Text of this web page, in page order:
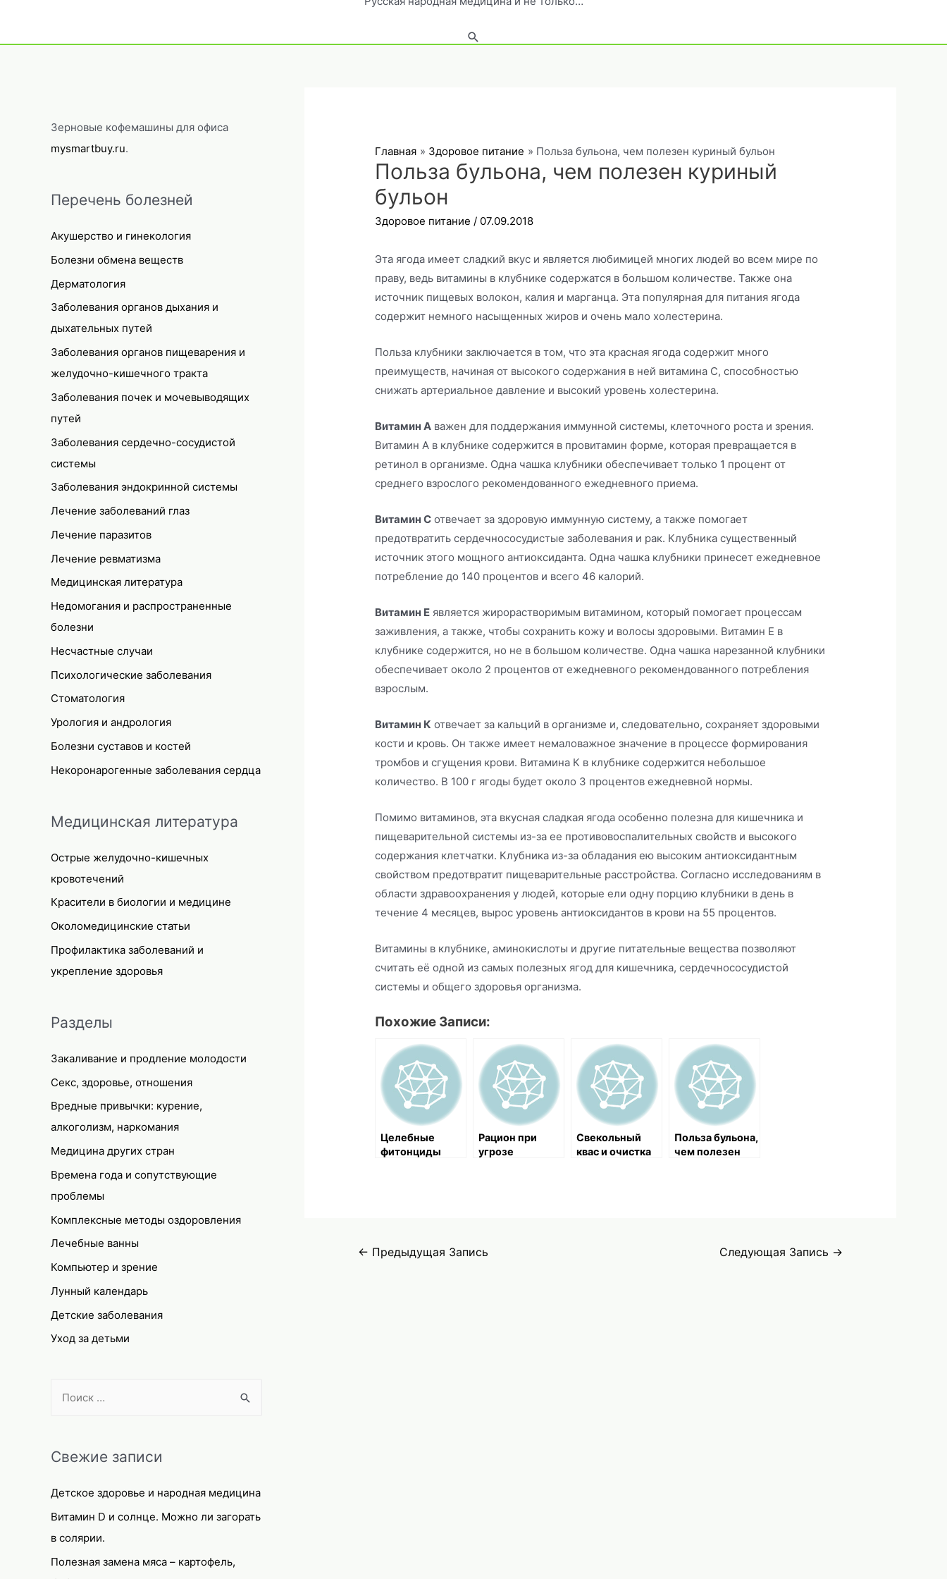
Поиск
Зерновые кофемашины для офиса
mysmartbuy.ru.
Перечень болезней
Акушерство и гинекология
Болезни обмена веществ
Дерматология
Заболевания органов дыхания и
дыхательных путей
Заболевания органов пищеварения и
желудочно-кишечного тракта
Заболевания почек и мочевыводящих
путей
Заболевания сердечно-сосудистой
системы
Заболевания эндокринной системы
Лечение заболеваний глаз
Лечение паразитов
Лечение ревматизма
Медицинская литература
Недомогания и распространенные
болезни
Несчастные случаи
Психологические заболевания
Стоматология
Урология и андрология
Болезни суставов и костей
Некоронарогенные заболевания сердца
Медицинская литература
Острые желудочно-кишечных
кровотечений
Красители в биологии и медицине
Околомедицинские статьи
Профилактика заболеваний и
укрепление здоровья
Разделы
Закаливание и продление молодости
Секс, здоровье, отношения
Вредные привычки: курение,
алкоголизм, наркомания
Медицина других стран
Времена года и сопутствующие
проблемы
Комплексные методы оздоровления
Лечебные ванны
Компьютер и зрение
Лунный календарь
Детские заболевания
Уход за детьми
r
h
f
o
r
Свежие записи
Детское здоровье и народная медицина
Витамин D и солнце. Можно ли загорать
в солярии.
Полезная замена мяса – картофель,
Главная Здоровое питание Польза бульона, чем полезен куриный бульон
Польза бульона, чем полезен куриный
бульон
Здоровое питание / 07.09.2018
Эта ягода имеет сладкий вкус и является любимицей многих людей во всем мире по
праву, ведь витамины в клубнике содержатся в большом количестве. Также она
источник пищевых волокон, калия и марганца. Эта популярная для питания ягода
содержит немного насыщенных жиров и очень мало холестерина.
Польза клубники заключается в том, что эта красная ягода содержит много
преимуществ, начиная от высокого содержания в ней витамина С, способностью
снижать артериальное давление и высокий уровень холестерина.
Витамин А важен для поддержания иммунной системы, клеточного роста и зрения.
Витамин А в клубнике содержится в провитамин форме, которая превращается в
ретинол в организме. Одна чашка клубники обеспечивает только 1 процент от
среднего взрослого рекомендованного ежедневного приема.
Витамин С отвечает за здоровую иммунную систему, а также помогает
предотвратить сердечнососудистые заболевания и рак. Клубника существенный
источник этого мощного антиоксиданта. Одна чашка клубники принесет ежедневное
потребление до 140 процентов и всего 46 калорий.
Витамин Е является жирорастворимым витамином, который помогает процессам
заживления, а также, чтобы сохранить кожу и волосы здоровыми. Витамин Е в
клубнике содержится, но не в большом количестве. Одна чашка нарезанной клубники
обеспечивает около 2 процентов от ежедневного рекомендованного потребления
взрослым.
Витамин К отвечает за кальций в организме и, следовательно, сохраняет здоровыми
кости и кровь. Он также имеет немаловажное значение в процессе формирования
тромбов и сгущения крови. Витамина К в клубнике содержится небольшое
количество. В 100 г ягоды будет около 3 процентов ежедневной нормы.
Помимо витаминов, эта вкусная сладкая ягода особенно полезна для кишечника и
пищеварительной системы из-за ее противовоспалительных свойств и высокого
содержания клетчатки. Клубника из-за обладания ею высоким антиоксидантным
свойством предотвратит пищеварительные расстройства. Согласно исследованиям в
области здравоохранения у людей, которые ели одну порцию клубники в день в
течение 4 месяцев, вырос уровень антиоксидантов в крови на 55 процентов.
Витамины в клубнике, аминокислоты и другие питательные вещества позволяют
считать её одной из самых полезных ягод для кишечника, сердечнососудистой
системы и общего здоровья организма.
Похожие Записи:
Целебные
фитонциды
Рацион при
угрозе
Свекольный
квас и очистка
Польза бульона,
чем полезен
Навигация
← Предыдущая Запись Следующая Запись →